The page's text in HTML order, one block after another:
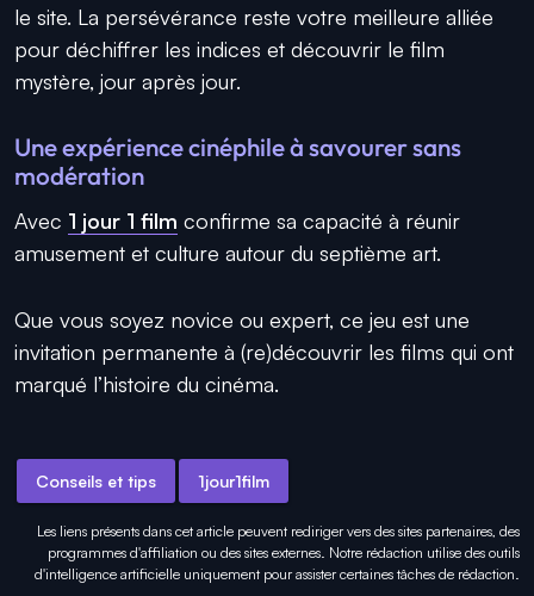
le site. La persévérance reste votre meilleure alliée
pour déchiffrer les indices et découvrir le film
mystère, jour après jour.
Une expérience cinéphile à savourer sans
modération
Avec 1 jour 1 film confirme sa capacité à réunir
amusement et culture autour du septième art.
Que vous soyez novice ou expert, ce jeu est une
invitation permanente à (re)découvrir les films qui ont
marqué l’histoire du cinéma.
Conseils et tips 1jour1film
Les liens présents dans cet article peuvent rediriger vers des sites partenaires, des
programmes d'affiliation ou des sites externes. Notre rédaction utilise des outils
d'intelligence artificielle uniquement pourassister certaines tâches de rédaction.